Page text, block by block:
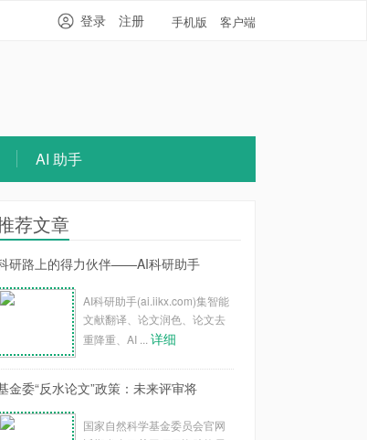
手机版 客户端
登录 注册
AI 助手
荐文章
研路上的得力伙伴——AI科研助手
AI科研助手(ai.iikx.com)集智能
文献翻译、论文润色、论文去
重降重、AI ... 详细
金委“反水论文”政策：未来评审将
国家自然科学基金委员会官网